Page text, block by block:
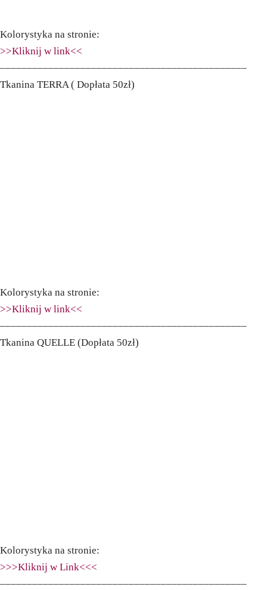
Kolorystyka na stronie:
>>Kliknij w link<<
––––––––––––––––––––––––––––––––––––––––––––––
Tkanina TERRA ( Dopłata 50zł)
Kolorystyka na stronie:
>>Kliknij w link<<
––––––––––––––––––––––––––––––––––––––––––––––
Tkanina QUELLE (Dopłata 50zł)
Kolorystyka na stronie:
>>>Kliknij w Link<<<
––––––––––––––––––––––––––––––––––––––––––––––